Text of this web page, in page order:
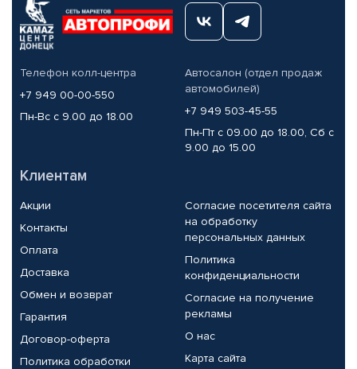
Телефон колл-центра
+7 949 00-00-550
Пн-Вс с 9.00 до 18.00
Автосалон (отдел продаж
автомобилей)
+7 949 503-45-55
Пн-Пт с 09.00 до 18.00, Сб с
9.00 до 15.00
Клиентам
Акции
Контакты
Оплата
Доставка
Обмен и возврат
Гарантия
Договор-оферта
Политика обработки
Согласие посетителя сайта
на обработку
персональных данных
Политика
конфиденциальности
Согласие на получение
рекламы
О нас
Карта сайта